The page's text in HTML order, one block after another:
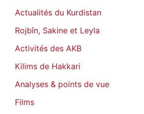
Actualités du Kurdistan
Rojbîn, Sakine et Leyla
Activités des AKB
Kilims de Hakkari
Analyses & points de vue
Films